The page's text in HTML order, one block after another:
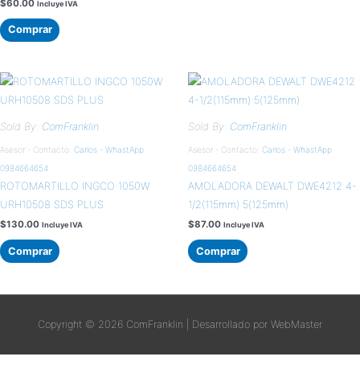
$60.00 Incluye IVA
Comprar
Sold By: ComFranklin
Asesor - Contacto: Carlos - WhastApp
0984664654
ROTOMARTILLO INGCO 1050W
URH10508 SDS PLUS
$130.00 Incluye IVA
Comprar
Sold By: ComFranklin
Asesor - Contacto: Carlos - WhastApp
0984664654
AMOLADORA DEWALT DWE4212 4-
1/2(115mm) 5(125mm)
$87.00 Incluye IVA
Comprar
Copyright © 2026 ComFranklin | Desarrollado por WebMaster